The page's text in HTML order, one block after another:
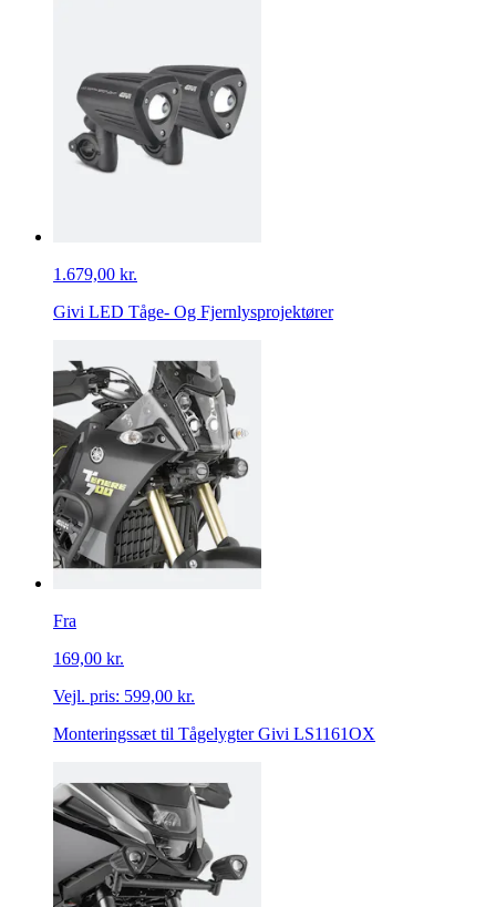
1.679,00 kr.
Givi LED Tåge- Og Fjernlysprojektører
Fra
169,00 kr.
Vejl. pris: 599,00 kr.
Monteringssæt til Tågelygter Givi LS1161OX